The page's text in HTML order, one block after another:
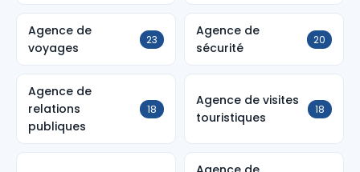
Agence de
voyages
23
Agence de
sécurité
20
Agence de
relations
publiques
18
Agence de visites
touristiques
18